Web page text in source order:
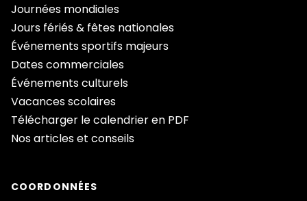
Journées mondiales
Jours fériés & fêtes nationales
Événements sportifs majeurs
Dates commerciales
Événements culturels
Vacances scolaires
Télécharger le calendrier en PDF
Nos articles et conseils
COORDONNÉES